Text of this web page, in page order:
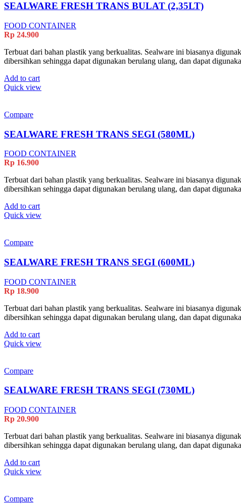
SEALWARE FRESH TRANS BULAT (2,35LT)
FOOD CONTAINER
Rp 24.900
Terbuat dari bahan plastik yang berkualitas. Sealware ini biasanya
dibersihkan sehingga dapat digunakan berulang ulang, dan dapat
Add to cart
Quick view
Compare
SEALWARE FRESH TRANS SEGI (580ML)
FOOD CONTAINER
Rp 16.900
Terbuat dari bahan plastik yang berkualitas. Sealware ini biasanya
dibersihkan sehingga dapat digunakan berulang ulang, dan dapat
Add to cart
Quick view
Compare
SEALWARE FRESH TRANS SEGI (600ML)
FOOD CONTAINER
Rp 18.900
Terbuat dari bahan plastik yang berkualitas. Sealware ini biasanya
dibersihkan sehingga dapat digunakan berulang ulang, dan dapat
Add to cart
Quick view
Compare
SEALWARE FRESH TRANS SEGI (730ML)
FOOD CONTAINER
Rp 20.900
Terbuat dari bahan plastik yang berkualitas. Sealware ini biasanya
dibersihkan sehingga dapat digunakan berulang ulang, dan dapat
Add to cart
Quick view
Compare